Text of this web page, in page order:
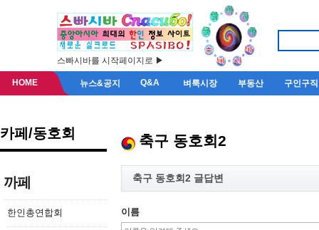
스빠시바를 시작페이지로 ▶
HOME 뉴스&공지 Q&A 벼룩시장 부동산 구인구직
카페/동호회
까페
한인총연합회
축구 동호회2
축구 동호회2 글답변
이름